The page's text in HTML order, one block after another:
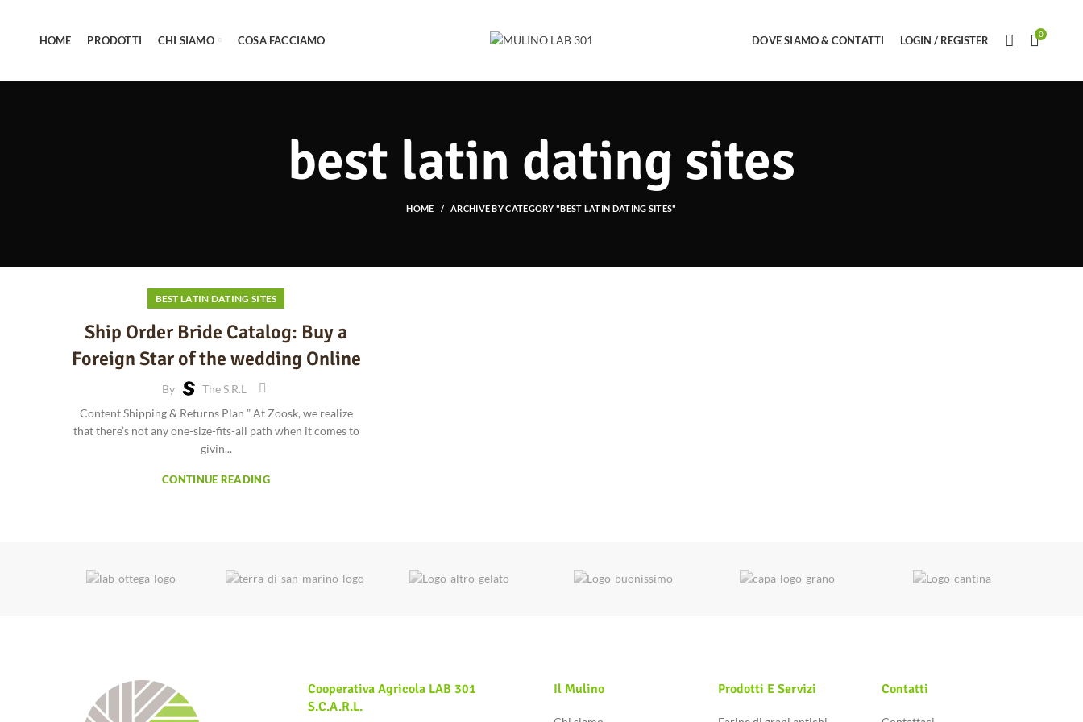
HOME PRODOTTI CHI SIAMO COSA FACCIAMO DOVE SIAMO & CONTATTI LOGIN / REGISTER 0
best latin dating sites
HOME ARCHIVE BY CATEGORY "BEST LATIN DATING SITES"
BEST LATIN DATING SITES
Ship Order Bride Catalog: Buy a
Foreign Star of the wedding Online
By
The S.r.l
Content Shipping & Returns Plan ” At Zoosk, we realize
that there’s not any one-size-fits-all path when it comes to
givin...
CONTINUE READING
Cooperativa Agricola LAB 301
S.c.a.r.l.
Il Mulino Prodotti E Servizi Contatti